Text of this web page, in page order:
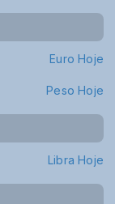
Euro Hoje
Peso Hoje
Libra Hoje